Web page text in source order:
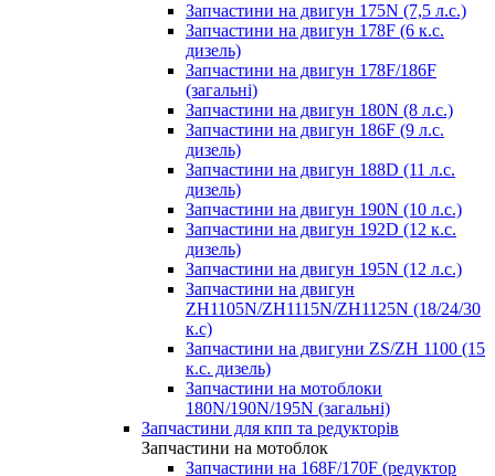
Запчастини на двигун 175N (7,5 л.с.)
Запчастини на двигун 178F (6 к.с.
дизель)
Запчастини на двигун 178F/186F
(загальні)
Запчастини на двигун 180N (8 л.с.)
Запчастини на двигун 186F (9 л.с.
дизель)
Запчастини на двигун 188D (11 л.с.
дизель)
Запчастини на двигун 190N (10 л.с.)
Запчастини на двигун 192D (12 к.с.
дизель)
Запчастини на двигун 195N (12 л.с.)
Запчастини на двигун
ZH1105N/ZH1115N/ZH1125N (18/24/30
к.с)
Запчастини на двигуни ZS/ZH 1100 (15
к.с. дизель)
Запчастини на мотоблоки
180N/190N/195N (загальні)
Запчастини для кпп та редукторів
Запчастини на мотоблок
Запчастини на 168F/170F (редуктор